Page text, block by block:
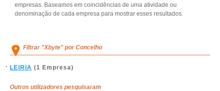
empresas. Baseamos em coincidências de uma atividade ou
denominação de cada empresa para mostrar esses resultados.
Filtrar "Xbyte" por Concelho
LEIRIA (1 Empresa)
Outros utilizadores pesquisaram